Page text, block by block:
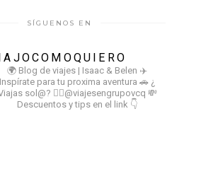
SÍGUENOS EN
🌍 Blog de viajes | Isaac & Belen ✈️
Inspírate para tu proxima aventura 🚗 ¿
sol@? 👉🏻@viajesengrupovcq 💸
Descuentos y tips en el link 👇